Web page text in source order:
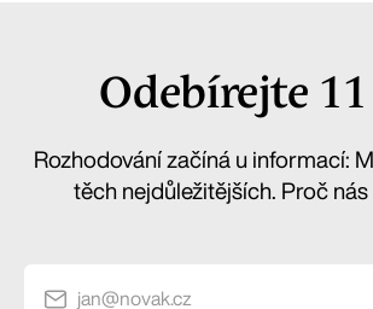
Odebírejte
Rozhodování začíná u informací:
těch nejdůležitějších. Proč
jan@novak.cz